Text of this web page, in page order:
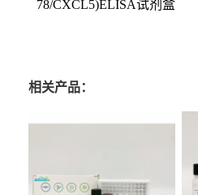
78/CXCL5)ELISA试剂盒
相关产品：